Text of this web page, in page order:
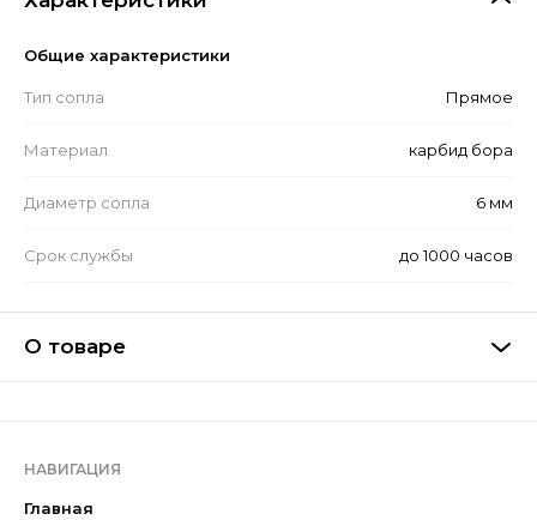
Общие характеристики
Тип сопла Прямое
Материал карбид бора
Диаметр сопла 6 мм
Срок службы до 1000 часов
О товаре
НАВИГАЦИЯ
Главная